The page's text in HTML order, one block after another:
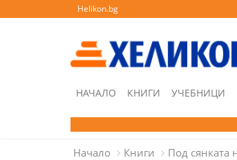
Helikon.bg
НАЧАЛО КНИГИ УЧЕБНИЦИ
Начало Книги Под сянката